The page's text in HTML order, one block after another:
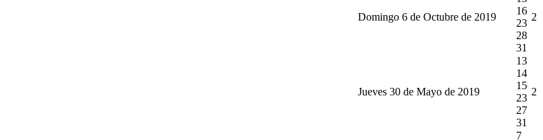
Domingo 6 de Octubre de 2019
16
23
28
31
2
Jueves 30 de Mayo de 2019
13
14
15
23
27
31
2
7